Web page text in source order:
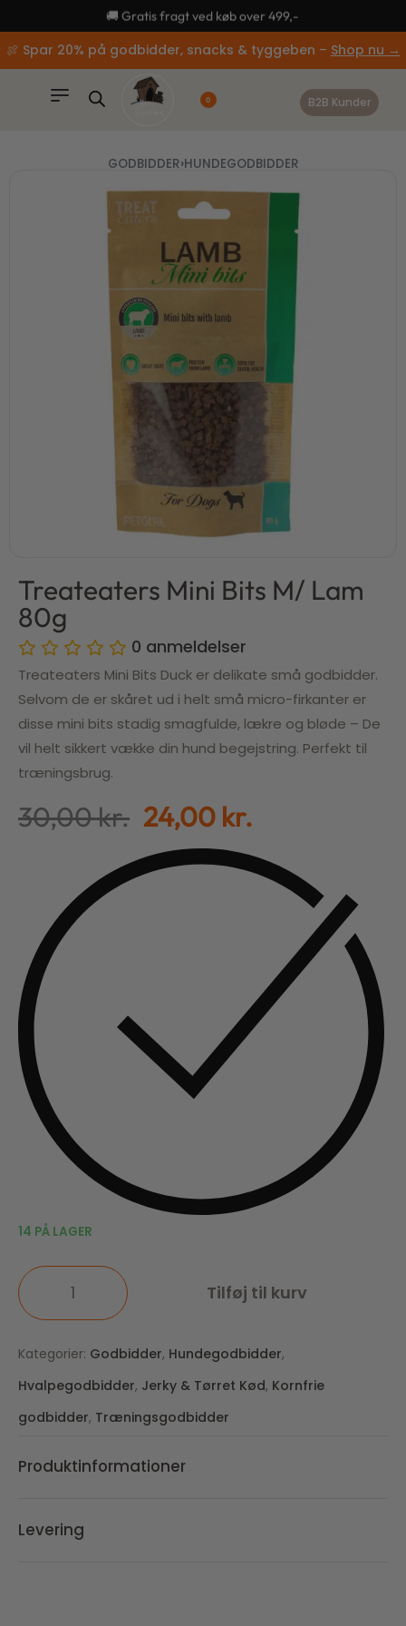
🚚 Gratis fragt ved køb over 499,-
🍖 Spar 20% på godbidder, snacks & tyggeben – Shop nu →
0 B2B Kunder
GODBIDDER›HUNDEGODBIDDER
Treateaters Mini Bits M/ Lam
80g
0 anmeldelser
Treateaters Mini Bits Duck er delikate små godbidder.
Selvom de er skåret ud i helt små micro-firkanter er
disse mini bits stadig smagfulde, lækre og bløde – De
vil helt sikkert vække din hund begejstring. Perfekt til
træningsbrug.
30,00kr. 24,00 kr.
14 PÅ LAGER
Tilføj til kurv
Kategorier: Godbidder, Hundegodbidder,
Hvalpegodbidder, Jerky & Tørret Kød, Kornfrie
godbidder, Træningsgodbidder
Produktinformationer
Levering